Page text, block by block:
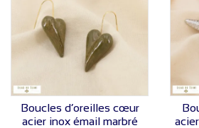
VOIR LE PRIX
Boucles d’oreilles cœur
acier inox émail marbré